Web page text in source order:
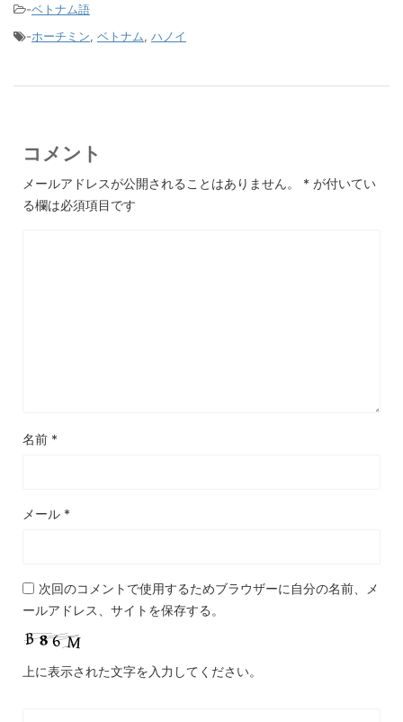
-ベトナム語
-ホーチミン, ベトナム, ハノイ
コメント
メールアドレスが公開されることはありません。 * が付いてい
る欄は必須項目です
名前 *
メール *
次回のコメントで使用するためブラウザーに自分の名前、メ
ールアドレス、サイトを保存する。
上に表示された文字を入力してください。